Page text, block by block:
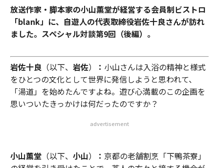
放送作家・脚本家の小山薫堂が経営する会員制ビストロ
「blank」に、自遊人の代表取締役岩佐十良さんが訪れ
ました。スペシャル対談第9回（後編）。
岩佐十良（以下、 岩佐） ： 小山さんは入浴の精神と様式
をひとつの文化として世界に発信しようと思われて、
「湯道」を始めたんですよね。遊び心満載のこの企画を
思いついたきっかけは何だったのですか？
advertisement
小山薫堂（以下、 小山） ： 京都の老舗割烹「下鴨茶寮」